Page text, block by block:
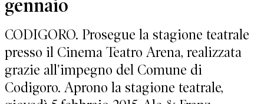
gennaio
CODIGORO. Prosegue la stagione teatrale
presso il Cinema Teatro Arena, realizzata
grazie all'impegno del Comune di
Codigoro. Aprono la stagione teatrale,